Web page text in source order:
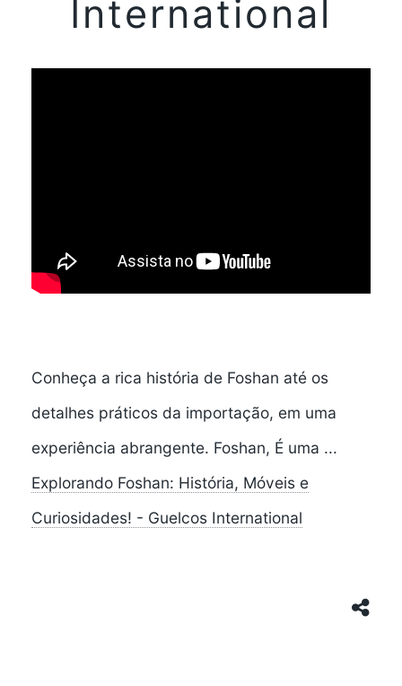
International
Conheça a rica história de Foshan até os
detalhes práticos da importação, em uma
experiência abrangente. Foshan, É uma ...
Explorando Foshan: História, Móveis e
Curiosidades! - Guelcos International